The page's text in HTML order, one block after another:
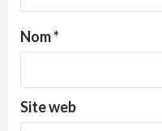
Nom*
Site web